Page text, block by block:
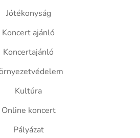
Jótékonyság
Koncert ajánló
Koncertajánló
Kultúra
Online koncert
Pályázat